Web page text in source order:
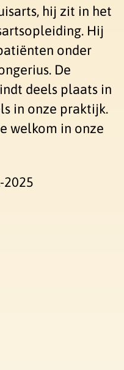
hij zit in het
Hij
onder
De
deels plaats in
in onze praktijk.
welkom in onze
2025